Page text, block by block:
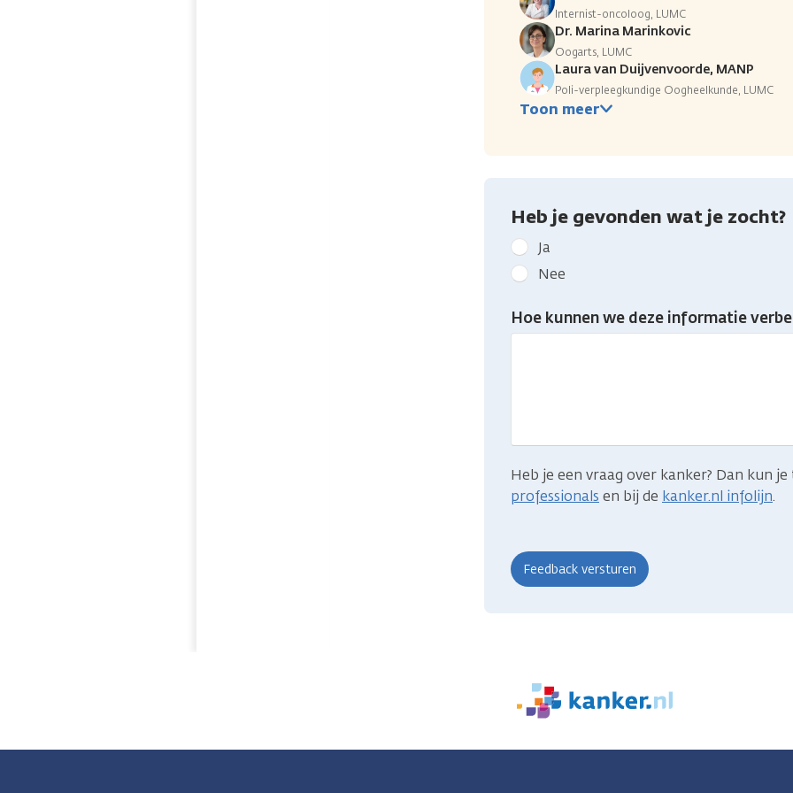
Internist-oncoloog, LUMC
Dr. Marina Marinkovic
Oogarts, LUMC
Laura van Duijvenvoorde, MANP
Poli-verpleegkundige Oogheelkunde, LUMC
Toon meer
Heb je gevonden wat je zocht?
Geef
kanker.nl
feedback:
Heb
je
Ja
Nee
Hoe kunnen we deze informatie
Heb je een vraag over kanker? Dan kun
professionals en bij de kanker.nl infolijn.
We
er